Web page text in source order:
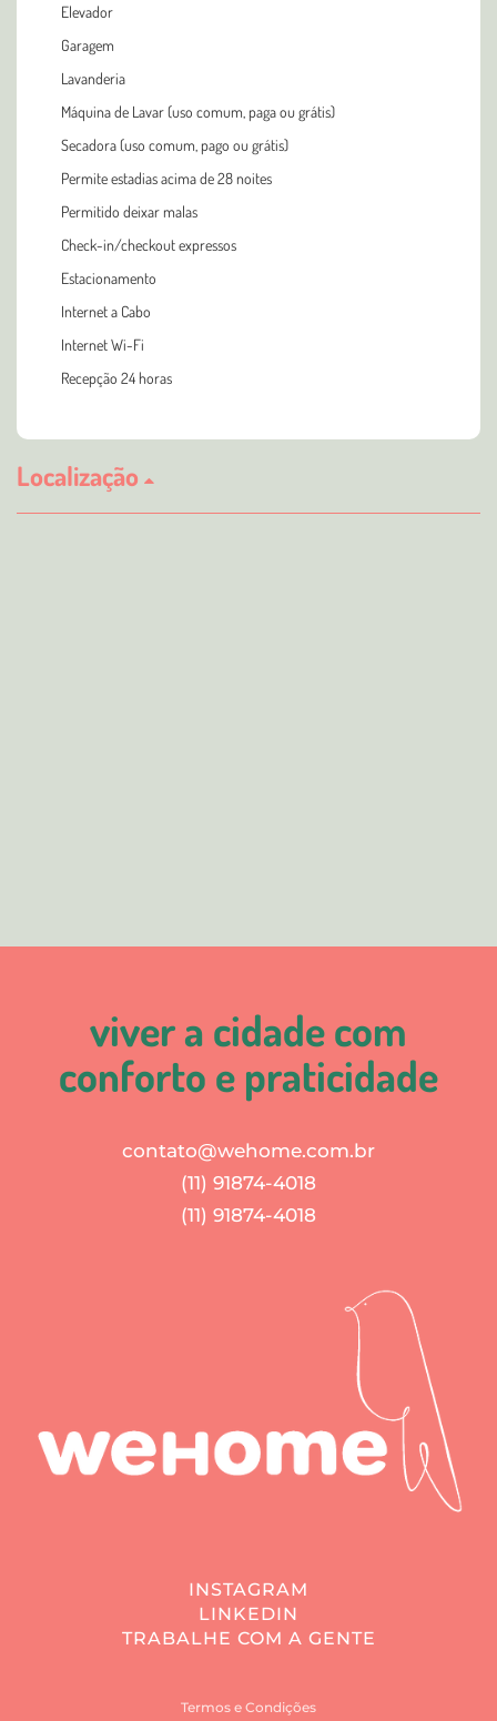
Elevador
Garagem
Lavanderia
Máquina de Lavar (uso comum, paga ou grátis)
Secadora (uso comum, pago ou grátis)
Permite estadias acima de 28 noites
Permitido deixar malas
Check-in/checkout expressos
Estacionamento
Internet a Cabo
Internet Wi-Fi
Recepção 24 horas
Localização
viver a cidade com
conforto e praticidade
contato@wehome.com.br
(11) 91874-4018
(11) 91874-4018
Termos e Condições
INSTAGRAM
LINKEDIN
TRABALHE COM A GENTE